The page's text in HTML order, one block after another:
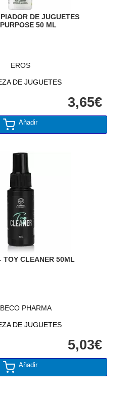
DE JUGUETES
50 ML
EROS
DE JUGUETES
3,65€
Añadir
TOY CLEANER 50ML
PHARMA
DE JUGUETES
5,03€
Añadir